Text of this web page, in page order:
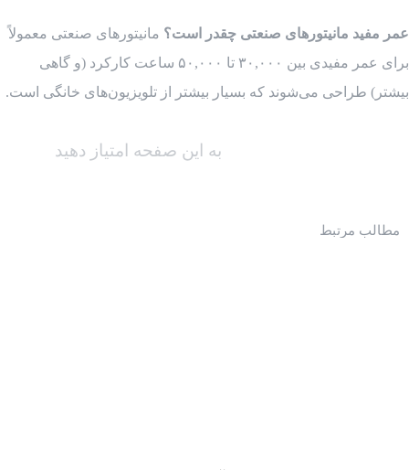
عمر مفید مانیتورهای صنعتی چقدر است؟ مانیتورهای صنعتی معمولاً
برای عمر مفیدی بین ۳۰,۰۰۰ تا ۵۰,۰۰۰ ساعت کارکرد (و گاهی
بیشتر) طراحی می‌شوند که بسیار بیشتر از تلویزیون‌های خانگی است.
به این صفحه امتیاز دهید
مطالب مرتبط